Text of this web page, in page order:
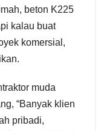
beton K225
kalau buat
komersial,
muda
“Banyak klien
pribadi,